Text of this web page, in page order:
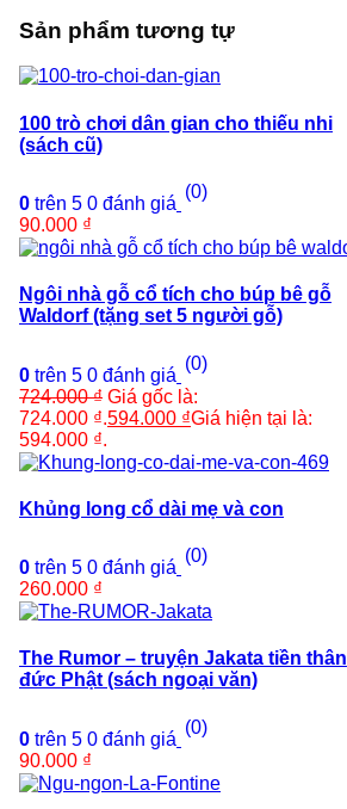
Sản phẩm tương tự
100 trò chơi dân gian cho thiếu nhi
(sách cũ)
0 trên 5 0 đánh giá
(0)
90.000 ₫
Ngôi nhà gỗ cổ tích cho búp bê gỗ
Waldorf (tặng set 5 người gỗ)
0 trên 5 0 đánh giá
(0)
724.000₫ Giá gốc là:
724.000 ₫.594.000 ₫Giá hiện tại là:
594.000 ₫.
Khủng long cổ dài mẹ và con
0 trên 5 0 đánh giá
(0)
260.000 ₫
The Rumor – truyện Jakata tiền thân
đức Phật (sách ngoại văn)
0 trên 5 0 đánh giá
(0)
90.000 ₫